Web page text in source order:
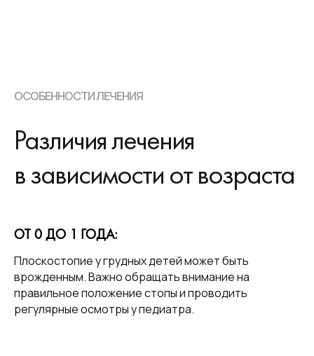
ОСОБЕННОСТИ ЛЕЧЕНИЯ
Различия лечения
в зависимости от возраста
ОТ 0 ДО 1 ГОДА:
Плоскостопие у грудных детей может быть
врожденным. Важно обращать внимание на
правильное положение стопы и проводить
регулярные осмотры у педиатра.